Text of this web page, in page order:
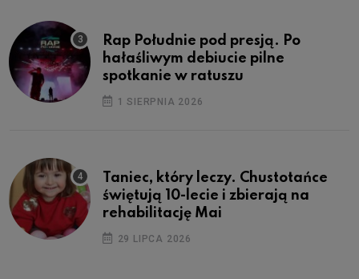
Rap Południe pod presją. Po
hałaśliwym debiucie pilne
spotkanie w ratuszu
1 SIERPNIA 2026
Taniec, który leczy. Chustotańce
świętują 10-lecie i zbierają na
rehabilitację Mai
29 LIPCA 2026